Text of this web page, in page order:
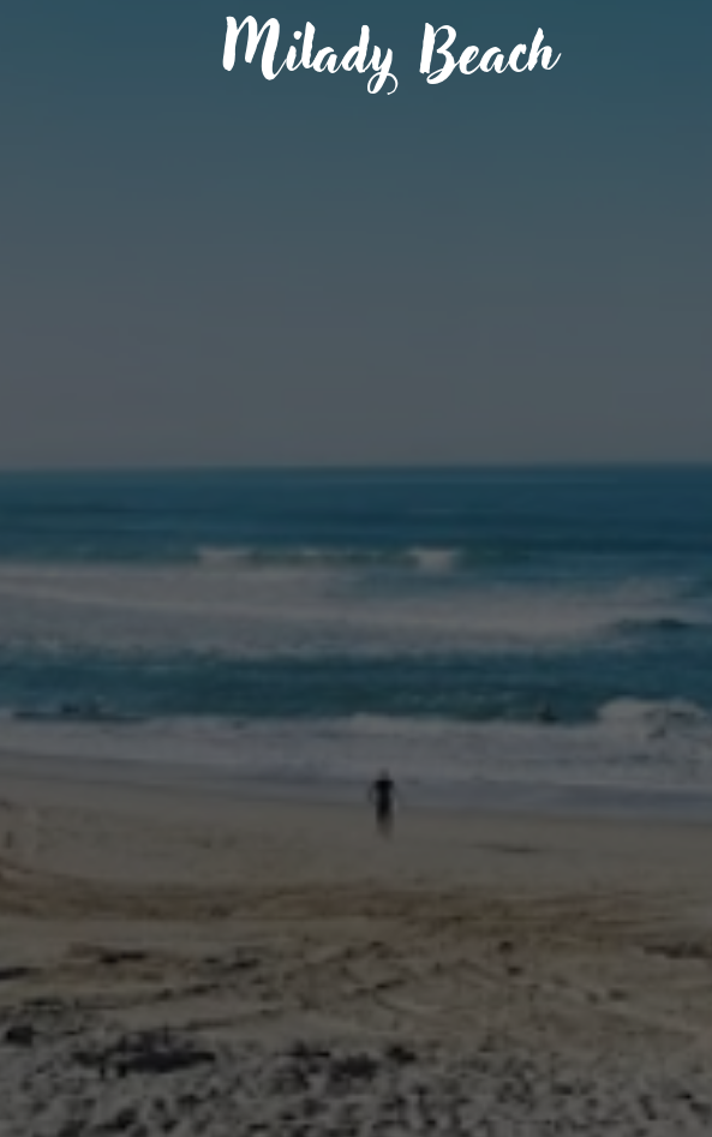
Milady Beach